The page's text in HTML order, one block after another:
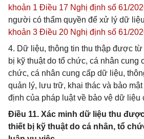
khoản 1 Điều 17 Nghị định số 61/
người có thẩm quyền để xử lý dữ
khoản 3 Điều 20 Nghị định số 61/
4. Dữ liệu, thông tin thu thập được
bị kỹ thuật do tổ chức, cá nhân cung
chức, cá nhân cung cấp dữ liệu,
quản lý, lưu trữ, khai thác và bảo
định của pháp luật về bảo vệ dữ liệu
Điều 11. Xác minh dữ liệu thu
thiết bị kỹ thuật do cá nhân, tổ